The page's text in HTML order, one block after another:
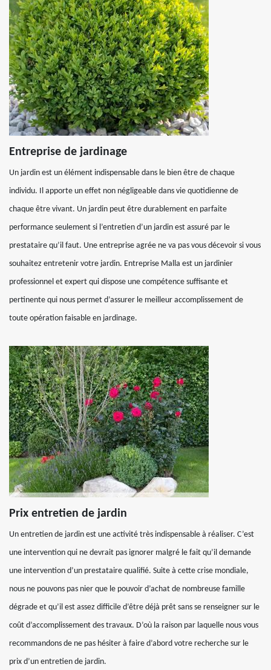
Entreprise de jardinage
Un jardin est un élément indispensable dans le bien être de chaque
individu. Il apporte un effet non négligeable dans vie quotidienne de
chaque être vivant. Un jardin peut être durablement en parfaite
performance seulement si l’entretien d’un jardin est assuré par le
prestataire qu’il faut. Une entreprise agrée ne va pas vous décevoir si vous
souhaitez entretenir votre jardin. Entreprise Malla est un jardinier
professionnel et expert qui dispose une compétence suffisante et
pertinente qui nous permet d’assurer le meilleur accomplissement de
toute opération faisable en jardinage.
Prix entretien de jardin
Un entretien de jardin est une activité très indispensable à réaliser. C’est
une intervention qui ne devrait pas ignorer malgré le fait qu’il demande
une intervention d’un prestataire qualifié. Suite à cette crise mondiale,
nous ne pouvons pas nier que le pouvoir d’achat de nombreuse famille
dégrade et qu’il est assez difficile d’être déjà prêt sans se renseigner sur le
coût d’accomplissement des travaux. D’où la raison par laquelle nous vous
recommandons de ne pas hésiter à faire d’abord votre recherche sur le
prix d’un entretien de jardin.